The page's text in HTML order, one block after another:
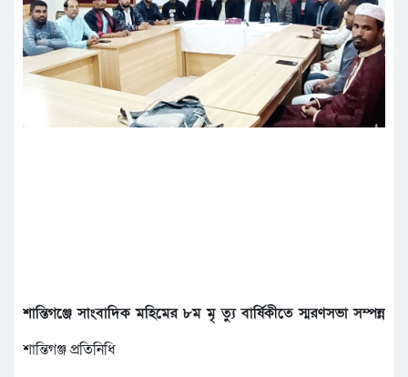
শান্তিগঞ্জে সাংবাদিক মহিমের ৮ম মৃ ত্যু বার্ষিকীতে স্মরণসভা সম্পন্ন
শান্তিগঞ্জ প্রতিনিধি